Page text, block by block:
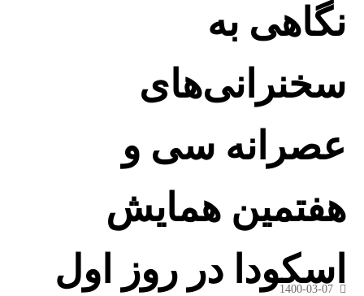
نگاهی به
سخنرانی‌های
عصرانه سی و
هفتمین همایش
اسکودا در روز اول
1400-03-07